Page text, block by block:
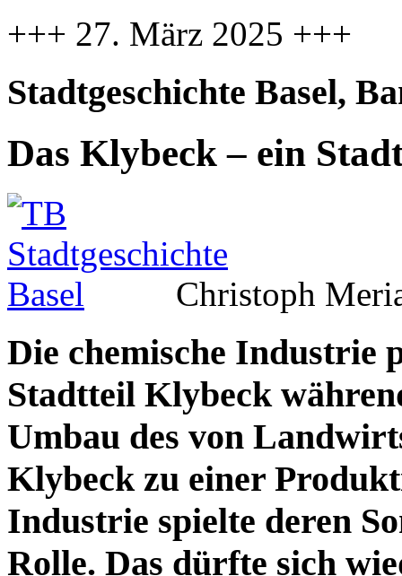
+++ 27. März 2025 +++
Stadtgeschichte Basel,
Das Klybeck – ein
Christoph
Die chemische Industrie
Stadtteil Klybeck
Umbau des von
Klybeck zu einer
Industrie spielte deren
Rolle. Das dürfte sich